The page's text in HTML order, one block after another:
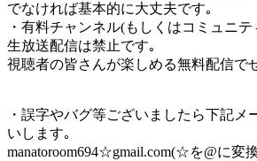
でなければ基本的に大丈夫です｡
・有料チャンネル(もしくはコミュニテ
生放送配信は禁止です｡
視聴者の皆さんが楽しめる無料配信で
・誤字やバグ等ございましたら下記メ
いします｡
manatoroom694☆gmail.com(☆を@に変